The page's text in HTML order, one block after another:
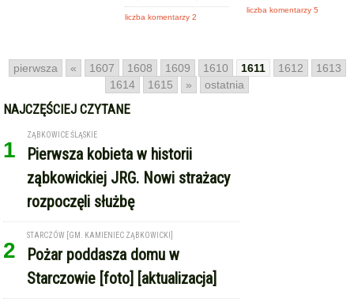
liczba komentarzy 2
liczba komentarzy 5
pierwsza « 1607 1608 1609 1610 1611 1612
1613
1614
1615 » ostatnia
NAJCZĘŚCIEJ CZYTANE
1
ZĄBKOWICE ŚLĄSKIE
Pierwsza kobieta w historii
ząbkowickiej JRG. Nowi strażacy
rozpoczęli służbę
2
STARCZÓW [GM. KAMIENIEC ZĄBKOWICKI]
Pożar poddasza domu w
Starczowie [foto] [aktualizacja]